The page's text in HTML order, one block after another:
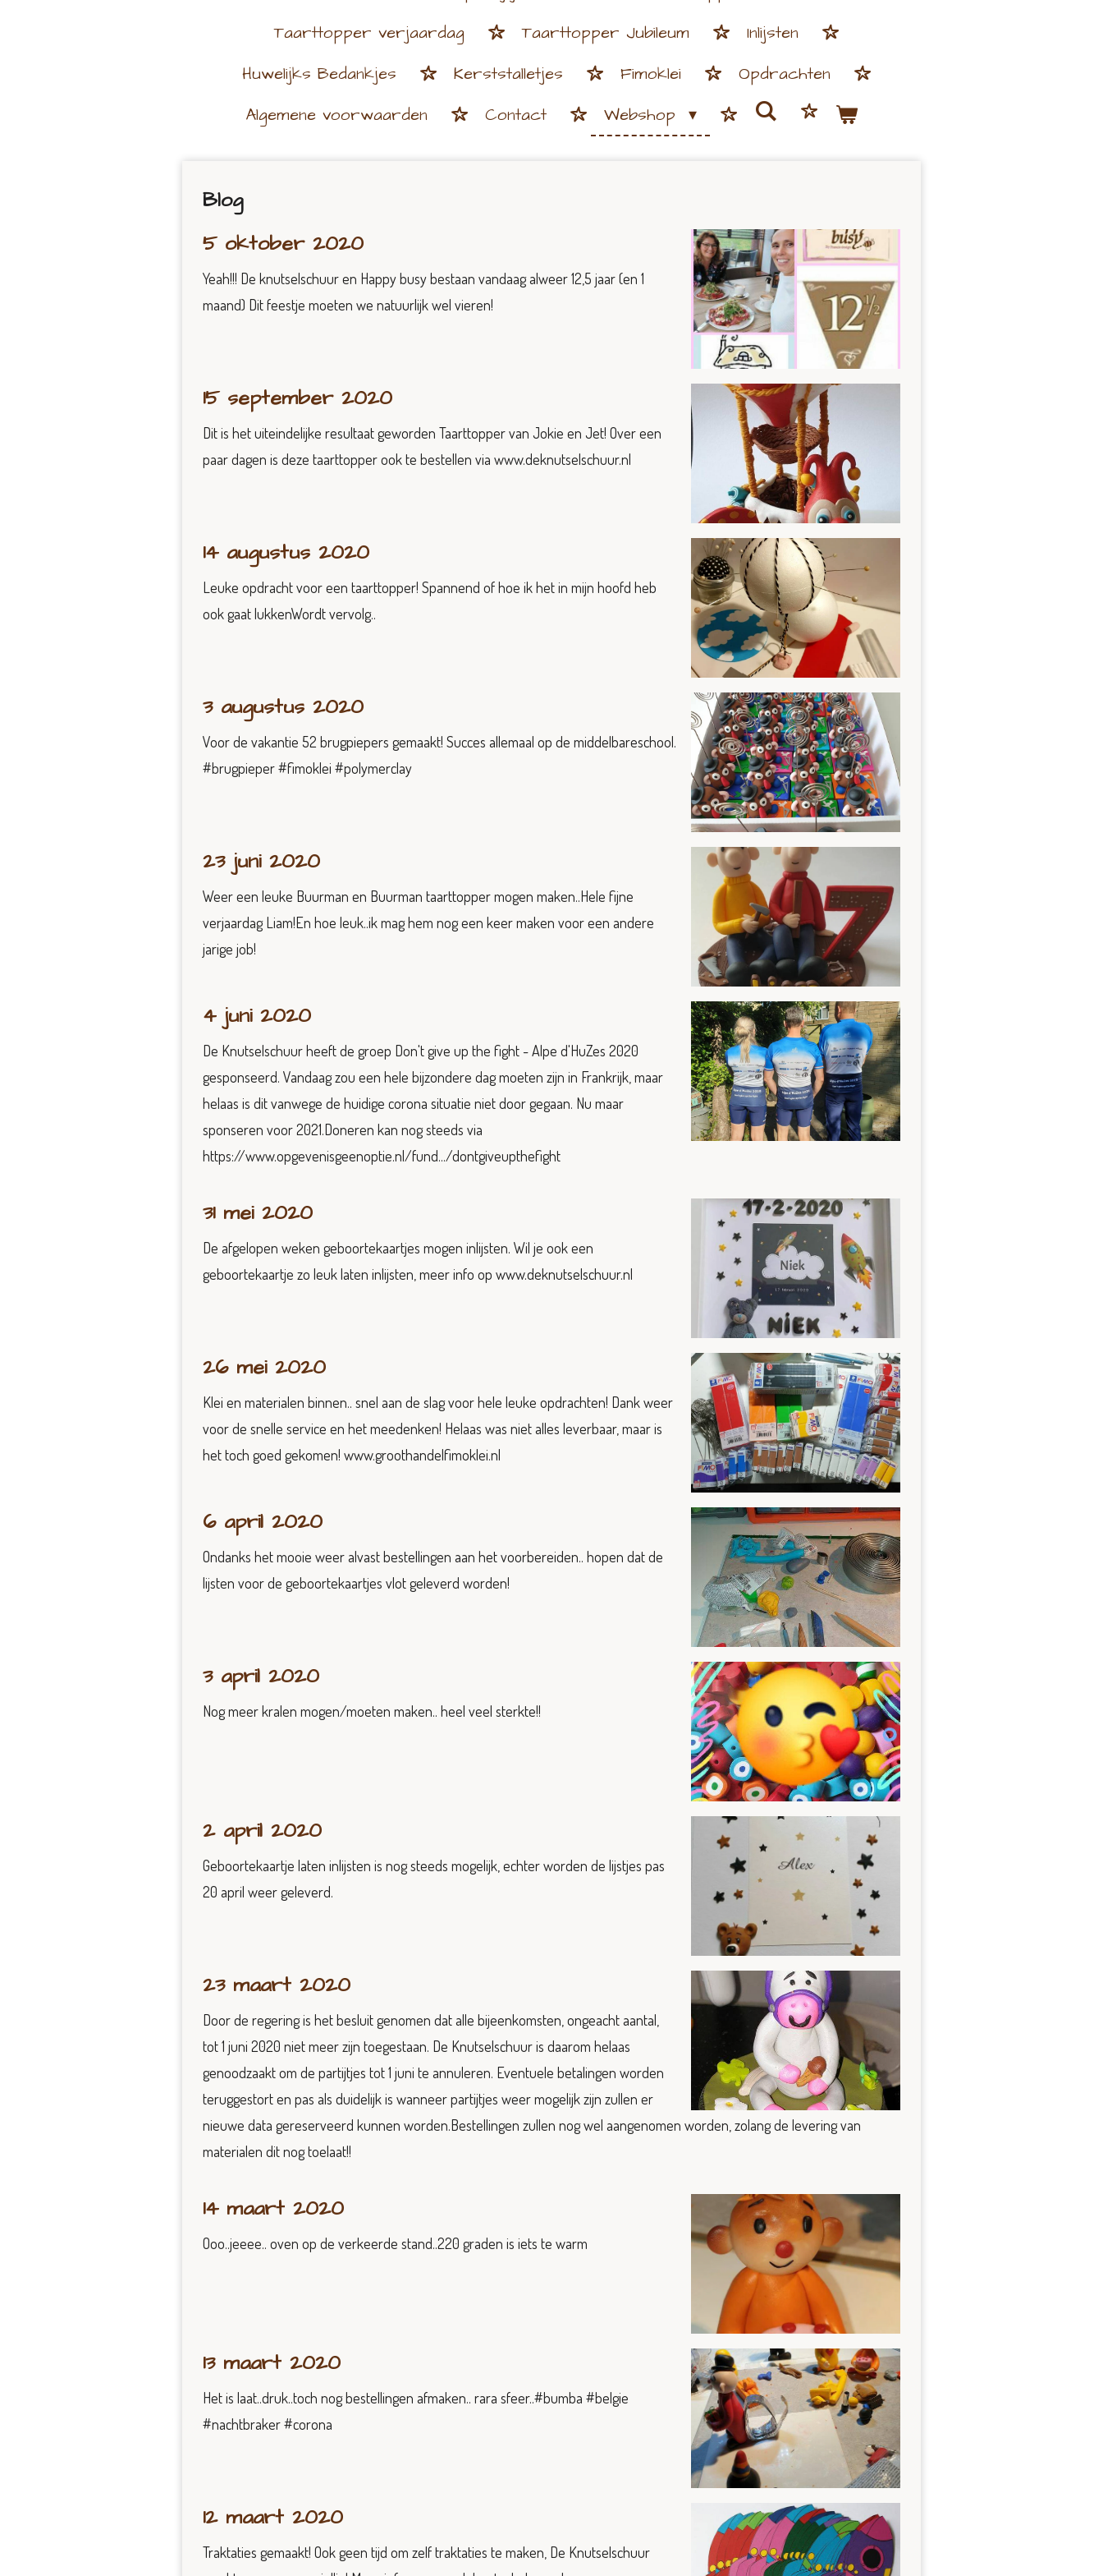
Taarttopper verjaardag
Taarttopper Jubileum
Inlijsten
Huwelijks Bedankjes
Kerststalletjes Fimoklei
Opdrachten
Algemene voorwaarden
Contact Webshop
Blog
5 oktober 2020
Yeah!!! De knutselschuur en Happy busy bestaan vandaag alweer 12,5 jaar (en 1
maand) Dit feestje moeten we natuurlijk wel vieren!
15 september 2020
Dit is het uiteindelijke resultaat geworden Taarttopper van Jokie en Jet! Over een
paar dagen is deze taarttopper ook te bestellen via www.deknutselschuur.nl
14 augustus 2020
Leuke opdracht voor een taarttopper! Spannend of hoe ik het in mijn hoofd heb
ook gaat lukkenWordt vervolg..
3 augustus 2020
Voor de vakantie 52 brugpiepers gemaakt! Succes allemaal op de middelbareschool.
#brugpieper #fimoklei #polymerclay
23 juni 2020
Weer een leuke Buurman en Buurman taarttopper mogen maken..Hele fijne
verjaardag Liam!En hoe leuk..ik mag hem nog een keer maken voor een andere
jarige job!
4 juni 2020
De Knutselschuur heeft de groep Don't give up the fight - Alpe d'HuZes 2020
gesponseerd. Vandaag zou een hele bijzondere dag moeten zijn in Frankrijk, maar
helaas is dit vanwege de huidige corona situatie niet door gegaan. Nu maar
sponseren voor 2021.Doneren kan nog steeds via
https://www.opgevenisgeenoptie.nl/fund.../dontgiveupthefight
31 mei 2020
De afgelopen weken geboortekaartjes mogen inlijsten. Wil je ook een
geboortekaartje zo leuk laten inlijsten, meer info op www.deknutselschuur.nl
26 mei 2020
Klei en materialen binnen.. snel aan de slag voor hele leuke opdrachten! Dank weer
voor de snelle service en het meedenken! Helaas was niet alles leverbaar, maar is
het toch goed gekomen! www.groothandelfimoklei.nl
6 april 2020
Ondanks het mooie weer alvast bestellingen aan het voorbereiden.. hopen dat de
lijsten voor de geboortekaartjes vlot geleverd worden!
3 april 2020
Nog meer kralen mogen/moeten maken.. heel veel sterkte!!
2 april 2020
Geboortekaartje laten inlijsten is nog steeds mogelijk, echter worden de lijstjes pas
20 april weer geleverd.
23 maart 2020
Door de regering is het besluit genomen dat alle bijeenkomsten, ongeacht aantal,
tot 1 juni 2020 niet meer zijn toegestaan. De Knutselschuur is daarom helaas
genoodzaakt om de partijtjes tot 1 juni te annuleren. Eventuele betalingen worden
teruggestort en pas als duidelijk is wanneer partijtjes weer mogelijk zijn zullen er
nieuwe data gereserveerd kunnen worden.Bestellingen zullen nog wel aangenomen worden, zolang de levering van
materialen dit nog toelaat!!
14 maart 2020
Ooo..jeeee.. oven op de verkeerde stand..220 graden is iets te warm
13 maart 2020
Het is laat..druk..toch nog bestellingen afmaken.. rara sfeer..#bumba #belgie
#nachtbraker #corona
12 maart 2020
Traktaties gemaakt! Ook geen tijd om zelf traktaties te maken, De Knutselschuur